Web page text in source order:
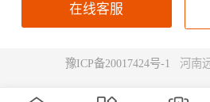
在线客服
豫ICP备20017424号-1 河南